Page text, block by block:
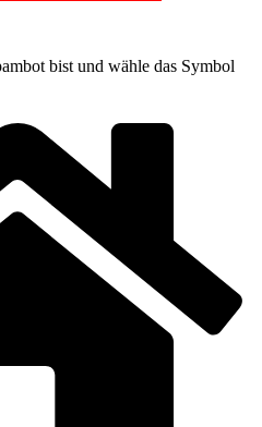
bist und wähle das Symbol